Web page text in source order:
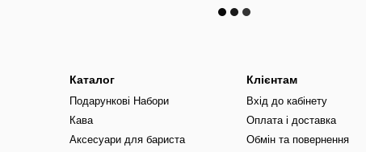
Каталог
Подарункові Набори
Кава
Аксесуари для бариста
Клієнтам
Вхід до кабінету
Оплата і доставка
Обмін та повернення